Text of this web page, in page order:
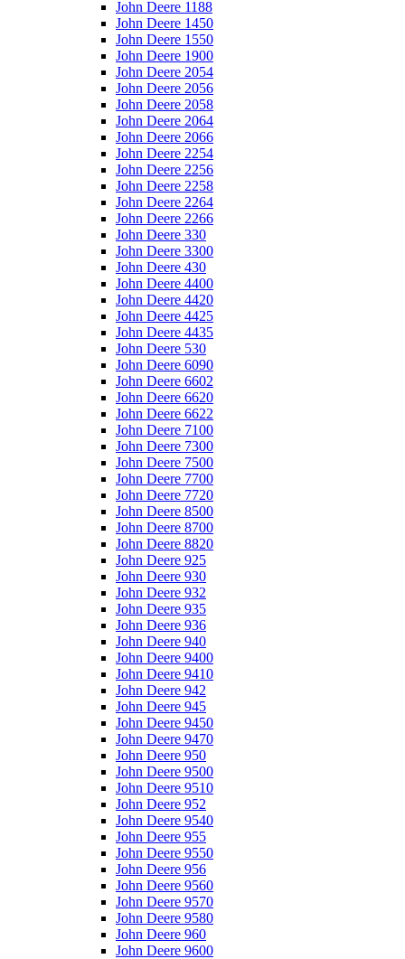
John Deere 1188
John Deere 1450
John Deere 1550
John Deere 1900
John Deere 2054
John Deere 2056
John Deere 2058
John Deere 2064
John Deere 2066
John Deere 2254
John Deere 2256
John Deere 2258
John Deere 2264
John Deere 2266
John Deere 330
John Deere 3300
John Deere 430
John Deere 4400
John Deere 4420
John Deere 4425
John Deere 4435
John Deere 530
John Deere 6090
John Deere 6602
John Deere 6620
John Deere 6622
John Deere 7100
John Deere 7300
John Deere 7500
John Deere 7700
John Deere 7720
John Deere 8500
John Deere 8700
John Deere 8820
John Deere 925
John Deere 930
John Deere 932
John Deere 935
John Deere 936
John Deere 940
John Deere 9400
John Deere 9410
John Deere 942
John Deere 945
John Deere 9450
John Deere 9470
John Deere 950
John Deere 9500
John Deere 9510
John Deere 952
John Deere 9540
John Deere 955
John Deere 9550
John Deere 956
John Deere 9560
John Deere 9570
John Deere 9580
John Deere 960
John Deere 9600